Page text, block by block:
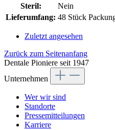
Steril:
Nein
Lieferumfang: 48 Stück
Zuletzt angesehen
Zurück zum Seitenanfang
Dentale Pioniere seit 1947
Unternehmen
Wer wir sind
Standorte
Pressemitteilungen
Karriere